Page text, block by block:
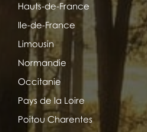
Hauts-de-France
Ile-de-France
Limousin
Normandie
Occitanie
Pays de la Loire
Poitou Charentes